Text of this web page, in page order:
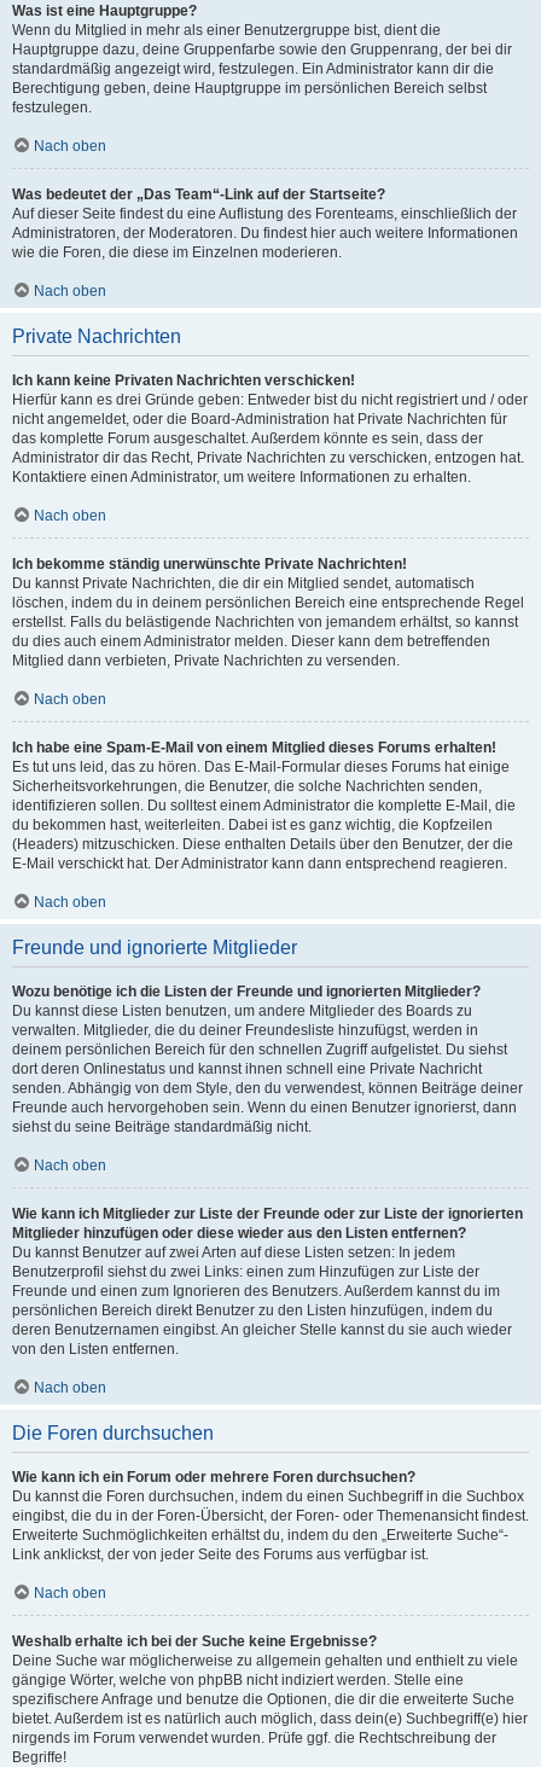
Was ist eine Hauptgruppe?
Wenn du Mitglied in mehr als einer Benutzergruppe bist, dient die
Hauptgruppe dazu, deine Gruppenfarbe sowie den Gruppenrang, der bei dir
standardmäßig angezeigt wird, festzulegen. Ein Administrator kann dir die
Berechtigung geben, deine Hauptgruppe im persönlichen Bereich selbst
festzulegen.
Nach oben
Was bedeutet der „Das Team“-Link auf der Startseite?
Auf dieser Seite findest du eine Auflistung des Forenteams, einschließlich der
Administratoren, der Moderatoren. Du findest hier auch weitere Informationen
wie die Foren, die diese im Einzelnen moderieren.
Nach oben
Private Nachrichten
Ich kann keine Privaten Nachrichten verschicken!
Hierfür kann es drei Gründe geben: Entweder bist du nicht registriert und / oder
nicht angemeldet, oder die Board-Administration hat Private Nachrichten für
das komplette Forum ausgeschaltet. Außerdem könnte es sein, dass der
Administrator dir das Recht, Private Nachrichten zu verschicken, entzogen hat.
Kontaktiere einen Administrator, um weitere Informationen zu erhalten.
Nach oben
Ich bekomme ständig unerwünschte Private Nachrichten!
Du kannst Private Nachrichten, die dir ein Mitglied sendet, automatisch
löschen, indem du in deinem persönlichen Bereich eine entsprechende Regel
erstellst. Falls du belästigende Nachrichten von jemandem erhältst, so kannst
du dies auch einem Administrator melden. Dieser kann dem betreffenden
Mitglied dann verbieten, Private Nachrichten zu versenden.
Nach oben
Ich habe eine Spam-E-Mail von einem Mitglied dieses Forums erhalten!
Es tut uns leid, das zu hören. Das E-Mail-Formular dieses Forums hat einige
Sicherheitsvorkehrungen, die Benutzer, die solche Nachrichten senden,
identifizieren sollen. Du solltest einem Administrator die komplette E-Mail, die
du bekommen hast, weiterleiten. Dabei ist es ganz wichtig, die Kopfzeilen
(Headers) mitzuschicken. Diese enthalten Details über den Benutzer, der die
E-Mail verschickt hat. Der Administrator kann dann entsprechend reagieren.
Nach oben
Freunde und ignorierte Mitglieder
Wozu benötige ich die Listen der Freunde und ignorierten Mitglieder?
Du kannst diese Listen benutzen, um andere Mitglieder des Boards zu
verwalten. Mitglieder, die du deiner Freundesliste hinzufügst, werden in
deinem persönlichen Bereich für den schnellen Zugriff aufgelistet. Du siehst
dort deren Onlinestatus und kannst ihnen schnell eine Private Nachricht
senden. Abhängig von dem Style, den du verwendest, können Beiträge deiner
Freunde auch hervorgehoben sein. Wenn du einen Benutzer ignorierst, dann
siehst du seine Beiträge standardmäßig nicht.
Nach oben
Wie kann ich Mitglieder zur Liste der Freunde oder zur Liste der ignorierten
Mitglieder hinzufügen oder diese wieder aus den Listen entfernen?
Du kannst Benutzer auf zwei Arten auf diese Listen setzen: In jedem
Benutzerprofil siehst du zwei Links: einen zum Hinzufügen zur Liste der
Freunde und einen zum Ignorieren des Benutzers. Außerdem kannst du im
persönlichen Bereich direkt Benutzer zu den Listen hinzufügen, indem du
deren Benutzernamen eingibst. An gleicher Stelle kannst du sie auch wieder
von den Listen entfernen.
Nach oben
Die Foren durchsuchen
Wie kann ich ein Forum oder mehrere Foren durchsuchen?
Du kannst die Foren durchsuchen, indem du einen Suchbegriff in die Suchbox
eingibst, die du in der Foren-Übersicht, der Foren- oder Themenansicht findest.
Erweiterte Suchmöglichkeiten erhältst du, indem du den „Erweiterte Suche“-
Link anklickst, der von jeder Seite des Forums aus verfügbar ist.
Nach oben
Weshalb erhalte ich bei der Suche keine Ergebnisse?
Deine Suche war möglicherweise zu allgemein gehalten und enthielt zu viele
gängige Wörter, welche von phpBB nicht indiziert werden. Stelle eine
spezifischere Anfrage und benutze die Optionen, die dir die erweiterte Suche
bietet. Außerdem ist es natürlich auch möglich, dass dein(e) Suchbegriff(e) hier
nirgends im Forum verwendet wurden. Prüfe ggf. die Rechtschreibung der
Begriffe!